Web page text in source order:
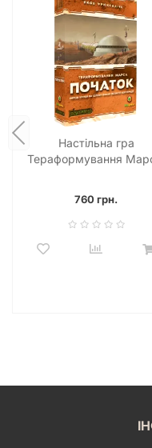
Настільна гра
Тераформування
760 грн.